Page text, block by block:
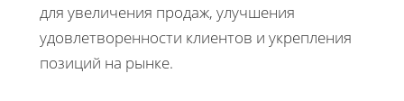
для увеличения продаж, улучшения
удовлетворенности клиентов и укрепления
позиций на рынке.